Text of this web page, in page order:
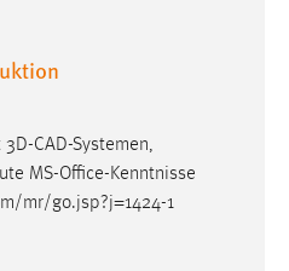
CAD-Systemen,
MS-Office-Kenntnisse
mr/go.jsp?j=1424-1